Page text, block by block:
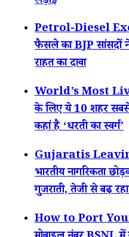
Petrol-Diesel
फैसले का BJP सांसदों
राहत का दावा
World’s Most
के लिए ये 10 शहर
कहां है ‘धरती का स्वर्ग’
Gujaratis
भारतीय नागरिकता
गुजराती, तेजी से बढ़
How to Port